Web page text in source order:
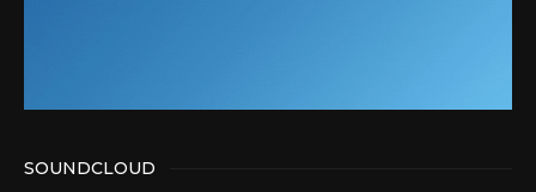
SOUNDCLOUD